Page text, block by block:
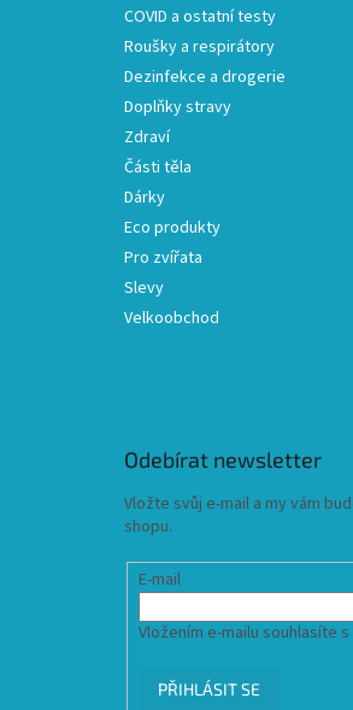
COVID a ostatní testy
Roušky a respirátory
Dezinfekce a drogerie
Doplňky stravy
Zdraví
Části těla
Dárky
Eco produkty
Pro zvířata
Slevy
Velkoobchod
Odebírat newsletter
Vložte svůj e-mail a my vám
shopu.
E-mail
Vložením e-mailu souhlasíte s
PŘIHLÁSIT SE